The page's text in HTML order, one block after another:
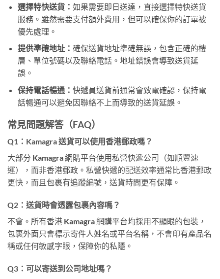
選擇特快送貨： 如果需要即日送達，直接選擇特快送貨
服務。雖然需要支付額外費用，但可以確保你的訂單被
優先處理。
提供準確地址： 確保送貨地址準確無誤，包含正確的樓
層、單位號碼以及聯絡電話。地址錯誤會導致送貨延
誤。
保持電話暢通： 快遞員送貨前通常會致電確認，保持電
話暢通可以避免因聯絡不上而導致的送貨延誤。
常見問題解答（FAQ）
Q1：Kamagra 送貨可以使用香港郵政嗎？
大部分 Kamagra 網購平台使用私營快遞公司（如順豐速
運），而非香港郵政。私營快遞的配送效率通常比香港郵政
更快，而且包裹有追蹤編號，送貨時間更有保障。
Q2：送貨時會透露包裹內容嗎？
不會。所有香港 Kamagra 網購平台均採用不顯眼的包裝，
包裹外面只會標示寄件人姓名或平台名稱，不會印有產品名
稱或任何敏感字眼，保障你的私隱。
Q3：可以寄送到公司地址嗎？